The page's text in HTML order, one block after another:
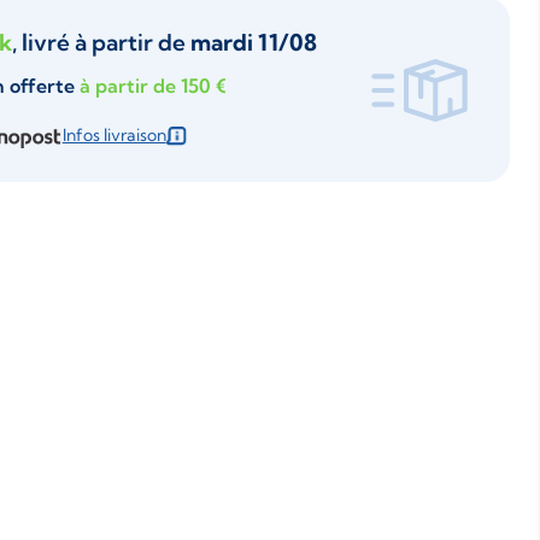
, livré à partir de mardi 11/08
offerteà partir de 150 €
Infos livraison